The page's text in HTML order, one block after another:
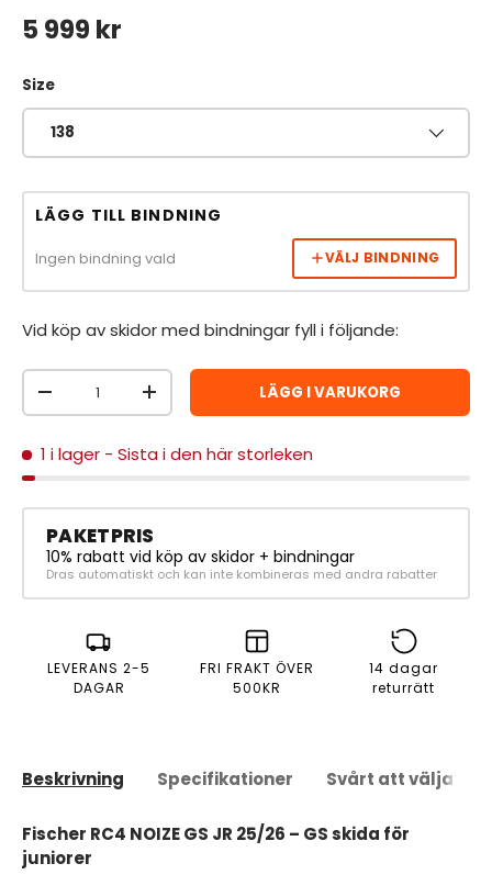
Ordinarie pris
5 999 kr
Size
138
LÄGG TILL BINDNING
Ingen bindning vald VÄLJ BINDNING
Vid köp av skidor med bindningar fyll i följande:
Antal
MINSKA ANTALÖKA ANTAL LÄGG I VARUKORG
1 i lager - Sista i den här storleken
PAKETPRIS
10% rabatt vid köp av skidor + bindningar
Dras automatiskt och kan inte kombineras med andra rabatter
LEVERANS 2-5
DAGAR
FRI FRAKT ÖVER
500KR
14 dagar
returrätt
Beskrivning Specifikationer Svårt att välja?
Fischer RC4 NOIZE GS JR 25/26 – GS skida för
juniorer